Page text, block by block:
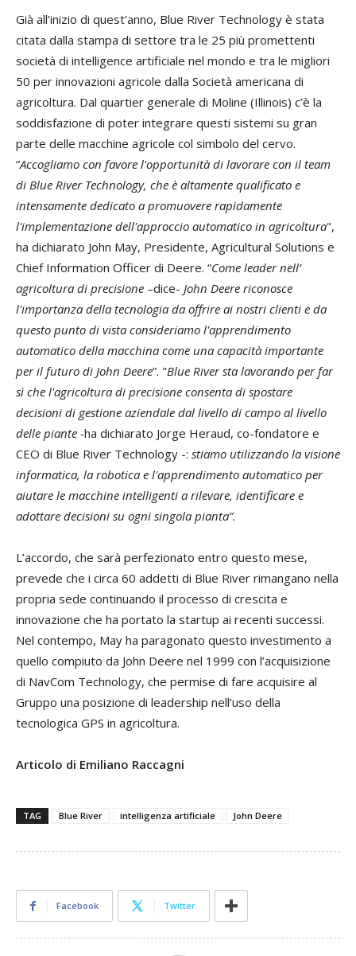
Già all’inizio di quest’anno, Blue River Technology è stata
citata dalla stampa di settore tra le 25 più promettenti
società di intelligence artificiale nel mondo e tra le migliori
50 per innovazioni agricole dalla Società americana di
agricoltura. Dal quartier generale di Moline (Illinois) c’è la
soddisfazione di poter integrare questi sistemi su gran
parte delle macchine agricole col simbolo del cervo.
“Accogliamo con favore l'opportunità di lavorare con il team
di Blue River Technology, che è altamente qualificato e
intensamente dedicato a promuovere rapidamente
l'implementazione dell'approccio automatico in agricoltura",
ha dichiarato John May, Presidente, Agricultural Solutions e
Chief Information Officer di Deere. “Come leader nell’
agricoltura di precisione –dice- John Deere riconosce
l'importanza della tecnologia da offrire ai nostri clienti e da
questo punto di vista consideriamo l'apprendimento
automatico della macchina come una capacità importante
per il futuro di John Deere”. "Blue River sta lavorando per far
sì che l'agricoltura di precisione consenta di spostare
decisioni di gestione aziendale dal livello di campo al livello
delle piante -ha dichiarato Jorge Heraud, co-fondatore e
CEO di Blue River Technology -: stiamo utilizzando la visione
informatica, la robotica e l'apprendimento automatico per
aiutare le macchine intelligenti a rilevare, identificare e
adottare decisioni su ogni singola pianta”.
L’accordo, che sarà perfezionato entro questo mese,
prevede che i circa 60 addetti di Blue River rimangano nella
propria sede continuando il processo di crescita e
innovazione che ha portato la startup ai recenti successi.
Nel contempo, May ha paragonato questo investimento a
quello compiuto da John Deere nel 1999 con l’acquisizione
di NavCom Technology, che permise di fare acquisire al
Gruppo una posizione di leadership nell’uso della
tecnologica GPS in agricoltura.
Articolo di Emiliano Raccagni
TAG Blue River intelligenza artificiale John Deere
Facebook Twitter